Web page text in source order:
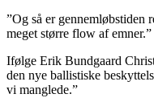
”Og så er gennemløbstiden
meget større flow af emner.”
Ifølge Erik Bundgaard
den nye ballistiske
vi manglede.”